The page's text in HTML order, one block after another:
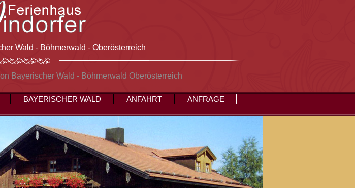
Wald - Böhmerwald - Oberösterreich
Bayerischer Wald - Böhmerwald Oberösterreich
BAYERISCHER WALD ANFAHRT ANFRAGE